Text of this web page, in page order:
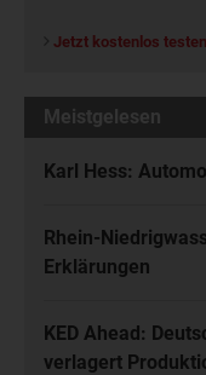
Jetzt kostenlos testen
Meistgelesen
Karl Hess:
Rhein-
Erklärungen
KED Ahead:
verlagert